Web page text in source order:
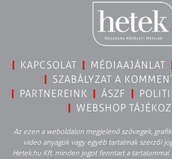
KAPCSOLAT MÉDIAAJÁNLAT
SZABÁLYZAT A
PARTNEREINK
ÁSZF
WEBSHOP
Az ezen a weboldalon megjelenő szövegek,
video anyagok vagy egyéb tartalmak szerzői
Hetek.hu Kft. minden jogot fenntart a tartalommal